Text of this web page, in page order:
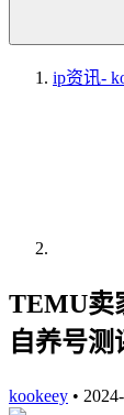
ip资讯-
TEMU卖
自养号测
kookeey •